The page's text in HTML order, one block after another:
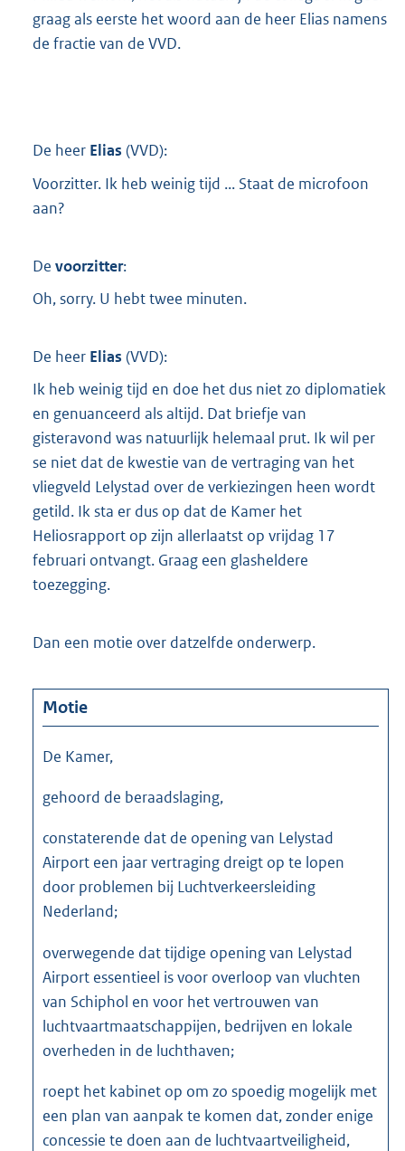
2
graag als eerste het woord aan de heer Elias namens
de fractie van de VVD.
De heer Elias (VVD):
Voorzitter. Ik heb weinig tijd ... Staat de microfoon
aan?
De voorzitter:
Oh, sorry. U hebt twee minuten.
De heer Elias (VVD):
Ik heb weinig tijd en doe het dus niet zo diplomatiek
en genuanceerd als altijd. Dat briefje van
gisteravond was natuurlijk helemaal prut. Ik wil per
se niet dat de kwestie van de vertraging van het
vliegveld Lelystad over de verkiezingen heen wordt
getild. Ik sta er dus op dat de Kamer het
Heliosrapport op zijn allerlaatst op vrijdag 17
februari ontvangt. Graag een glasheldere
toezegging.
Dan een motie over datzelfde onderwerp.
Motie
De Kamer,
gehoord de beraadslaging,
constaterende dat de opening van Lelystad
Airport een jaar vertraging dreigt op te lopen
door problemen bij Luchtverkeersleiding
Nederland;
overwegende dat tijdige opening van Lelystad
Airport essentieel is voor overloop van vluchten
van Schiphol en voor het vertrouwen van
luchtvaartmaatschappijen, bedrijven en lokale
overheden in de luchthaven;
roept het kabinet op om zo spoedig mogelijk met
een plan van aanpak te komen dat, zonder enige
concessie te doen aan de luchtvaartveiligheid,